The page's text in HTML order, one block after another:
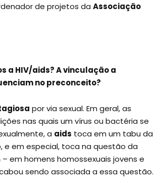
de projetos da Associação
a HIV/aids? A vinculação a
no preconceito?
por via sexual. Em geral, as
nas quais um vírus ou bactéria se
a aids toca em um tabu da
e em especial, toca na questão da
em homens homossexuais jovens e
sendo associada a essa questão.